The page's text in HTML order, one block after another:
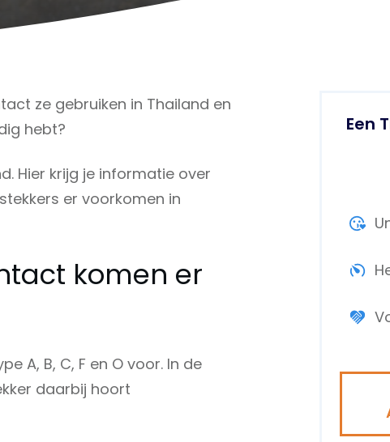
ze gebruiken in Thailand en
hebt?
Hier krijg je informatie over
er voorkomen in
komen er
A, B, C, F en O voor. In de
daarbij hoort
Een